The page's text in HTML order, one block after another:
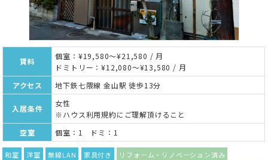
賃料
個室：¥19,580～¥21,580 / 月
ドミトリー：¥12,080～¥13,580 / 月
アクセス
地下鉄七隈線 金山駅 徒歩13分
入居条件
女性
※ハウス利用規約にご理解頂けること
空室
個室：1 ドミ：1
和室 洋室 無線LAN 家具付き
リフォーム・リノベーション済み